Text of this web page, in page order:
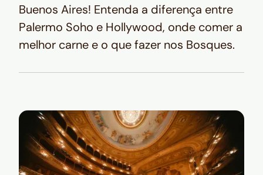
Buenos Aires! Entenda a diferença entre
Palermo Soho e Hollywood, onde comer a
melhor carne e o que fazer nos Bosques.